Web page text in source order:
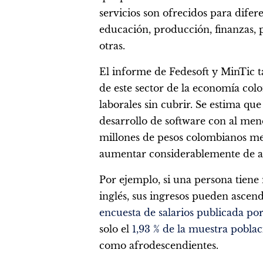
servicios son ofrecidos para
educación, producción, finanzas,
otras.
El informe de Fedesoft y MinTic
de este sector de la economía
laborales sin cubrir. Se estima
desarrollo de software con al
millones de pesos colombianos
aumentar considerablemente de
Por ejemplo, si una persona
inglés, sus ingresos pueden
encuesta de salarios publicada
solo el 1,93 % de la muestra
como afrodescendientes.